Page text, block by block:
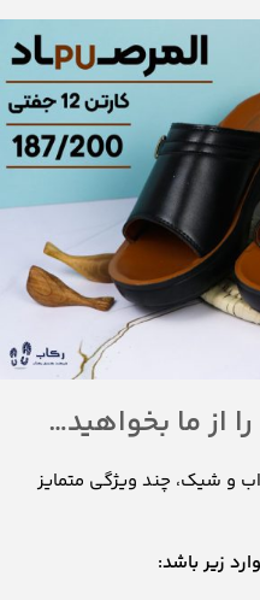
از ما بخواهید…
و شیک، چند ویژگی متمایز
زیر باشد: